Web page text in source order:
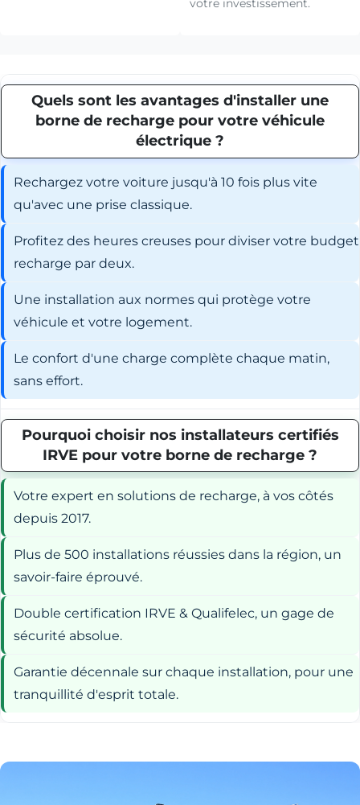
votre investissement.
Quels sont les avantages d'installer une
borne de recharge pour votre véhicule
électrique ?
Rechargez votre voiture jusqu'à 10 fois plus vite
qu'avec une prise classique.
Profitez des heures creuses pour diviser votre budget
recharge par deux.
Une installation aux normes qui protège votre
véhicule et votre logement.
Le confort d'une charge complète chaque matin,
sans effort.
Pourquoi choisir nos installateurs certifiés
IRVE pour votre borne de recharge ?
Votre expert en solutions de recharge, à vos côtés
depuis 2017.
Plus de 500 installations réussies dans la région, un
savoir-faire éprouvé.
Double certification IRVE & Qualifelec, un gage de
sécurité absolue.
Garantie décennale sur chaque installation, pour une
tranquillité d'esprit totale.